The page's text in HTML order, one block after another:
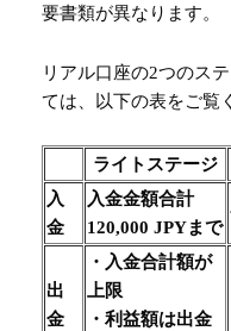
要書類が異なります。
リアル口座の2つのス
ては、以下の表をご覧
ライトステージ
入
金
入金金額合計
120,000 JPYまで
出
金
・入金合計額が
上限
・利益額は出金